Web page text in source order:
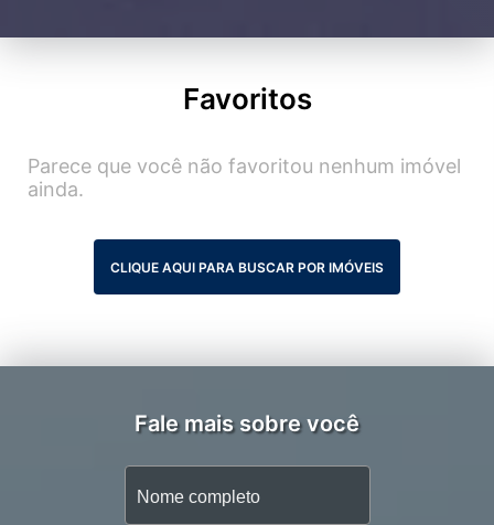
Favoritos
Parece que você não favoritou nenhum imóvel
ainda.
CLIQUE AQUI PARA BUSCAR POR IMÓVEIS
Fale mais sobre você